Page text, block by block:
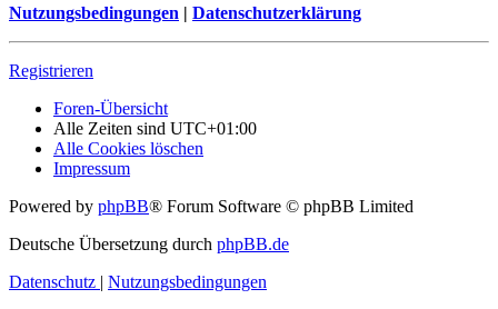
Nutzungsbedingungen | Datenschutzerklärung
Registrieren
Foren-Übersicht
Alle Zeiten sind UTC+01:00
Alle Cookies löschen
Impressum
Powered by phpBB® Forum Software © phpBB Limited
Deutsche Übersetzung durch phpBB.de
Datenschutz | Nutzungsbedingungen